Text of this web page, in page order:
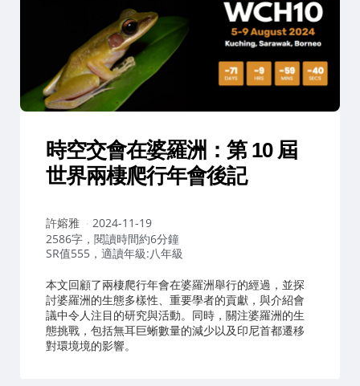
時空交會在婆羅洲：第 10 屆
世界兩棲爬行年會後記
作
者：
許嫆雅
2024-11-19
2586字，閱讀時間約6分鐘
SR值555，適讀年級:八年級
本文回顧了兩棲爬行年會在婆羅洲舉行的經過，並探
討婆羅洲的生態多樣性、重要學者的貢獻，與介紹會
議中令人注目的研究與活動。同時，關注婆羅洲的生
態挑戰，包括無耳巨蜥數量的減少以及印尼首都遷移
對環境境的影響。